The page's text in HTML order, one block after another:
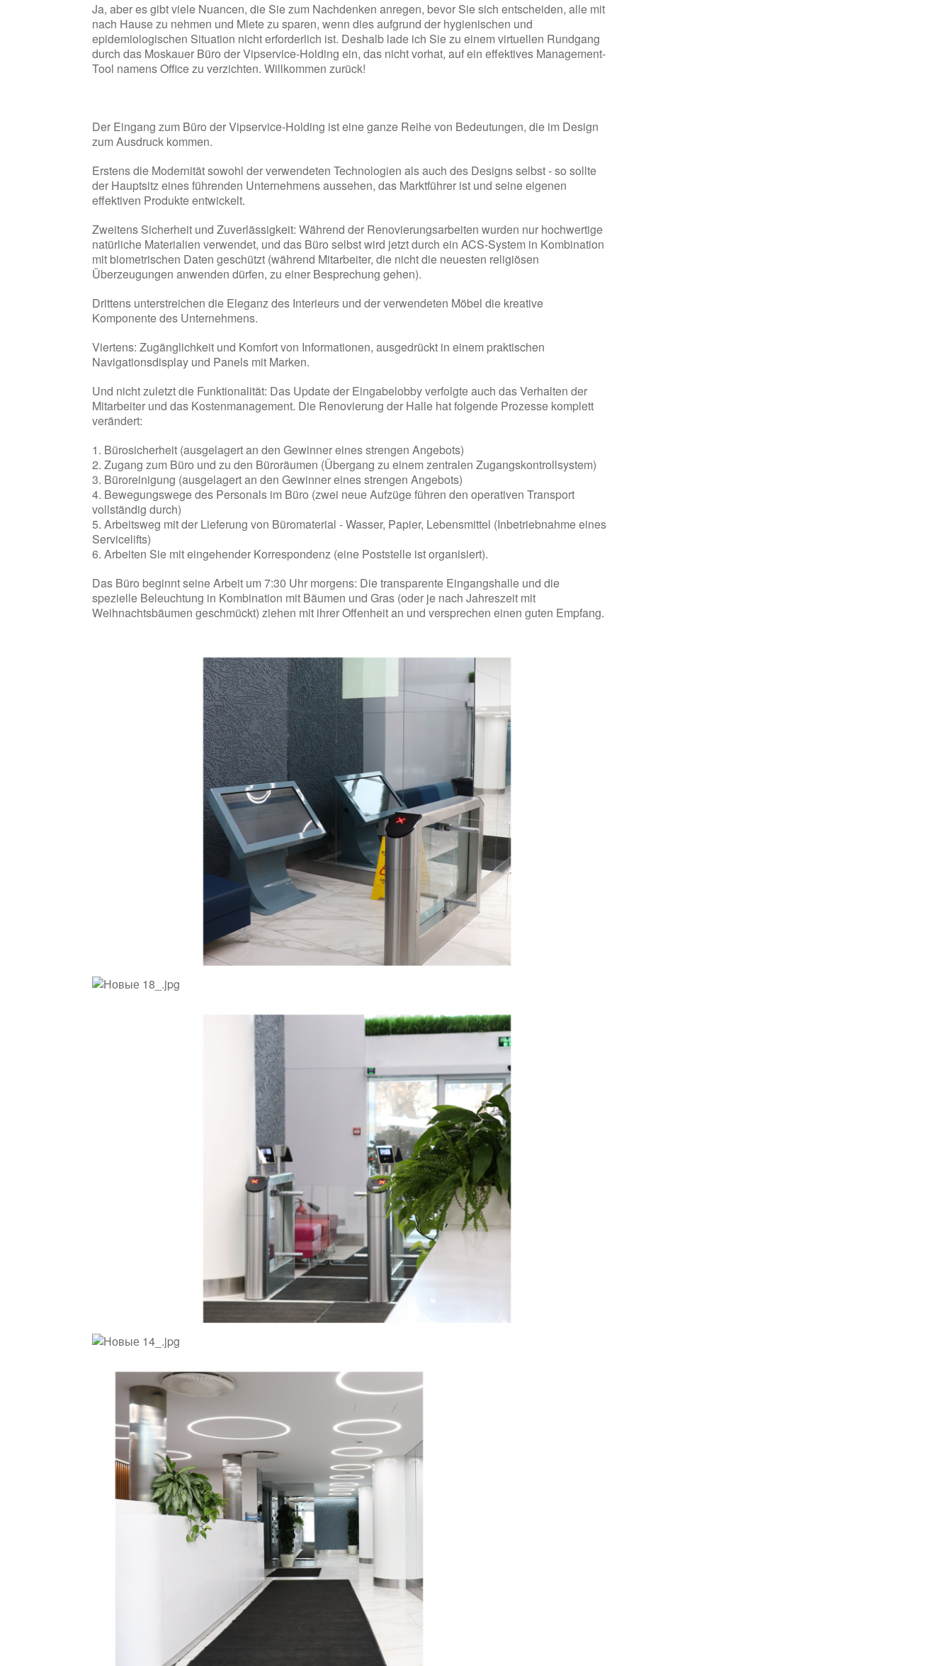
Ja, aber es gibt viele Nuancen, die Sie zum Nachdenken anregen, bevor Sie sich entscheiden, alle mit
nach Hause zu nehmen und Miete zu sparen, wenn dies aufgrund der hygienischen und
epidemiologischen Situation nicht erforderlich ist. Deshalb lade ich Sie zu einem virtuellen Rundgang
durch das Moskauer Büro der Vipservice-Holding ein, das nicht vorhat, auf ein effektives Management-
Tool namens Office zu verzichten. Willkommen zurück!
Der Eingang zum Büro der Vipservice-Holding ist eine ganze Reihe von Bedeutungen, die im Design
zum Ausdruck kommen.
Erstens die Modernität sowohl der verwendeten Technologien als auch des Designs selbst - so sollte
der Hauptsitz eines führenden Unternehmens aussehen, das Marktführer ist und seine eigenen
effektiven Produkte entwickelt.
Zweitens Sicherheit und Zuverlässigkeit: Während der Renovierungsarbeiten wurden nur hochwertige
natürliche Materialien verwendet, und das Büro selbst wird jetzt durch ein ACS-System in Kombination
mit biometrischen Daten geschützt (während Mitarbeiter, die nicht die neuesten religiösen
Überzeugungen anwenden dürfen, zu einer Besprechung gehen).
Drittens unterstreichen die Eleganz des Interieurs und der verwendeten Möbel die kreative
Komponente des Unternehmens.
Viertens: Zugänglichkeit und Komfort von Informationen, ausgedrückt in einem praktischen
Navigationsdisplay und Panels mit Marken.
Und nicht zuletzt die Funktionalität: Das Update der Eingabelobby verfolgte auch das Verhalten der
Mitarbeiter und das Kostenmanagement. Die Renovierung der Halle hat folgende Prozesse komplett
verändert:
1. Bürosicherheit (ausgelagert an den Gewinner eines strengen Angebots)
2. Zugang zum Büro und zu den Büroräumen (Übergang zu einem zentralen Zugangskontrollsystem)
3. Büroreinigung (ausgelagert an den Gewinner eines strengen Angebots)
4. Bewegungswege des Personals im Büro (zwei neue Aufzüge führen den operativen Transport
vollständig durch)
5. Arbeitsweg mit der Lieferung von Büromaterial - Wasser, Papier, Lebensmittel (Inbetriebnahme eines
Servicelifts)
6. Arbeiten Sie mit eingehender Korrespondenz (eine Poststelle ist organisiert).
Das Büro beginnt seine Arbeit um 7:30 Uhr morgens: Die transparente Eingangshalle und die
spezielle Beleuchtung in Kombination mit Bäumen und Gras (oder je nach Jahreszeit mit
Weihnachtsbäumen geschmückt) ziehen mit ihrer Offenheit an und versprechen einen guten Empfang.